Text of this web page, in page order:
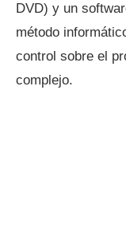
DVD) y un
método
control sobre el
complejo.